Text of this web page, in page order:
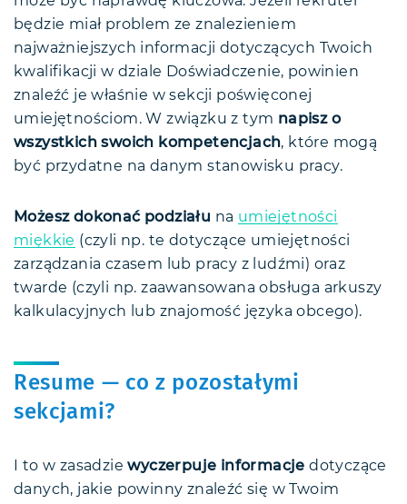
będzie miał problem ze znalezieniem
najważniejszych informacji dotyczących Twoich
kwalifikacji w dziale Doświadczenie, powinien
znaleźć je właśnie w sekcji poświęconej
umiejętnościom. W związku z tym napisz o
wszystkich swoich kompetencjach, które mogą
być przydatne na danym stanowisku pracy.
Możesz dokonać podziału na umiejętności
miękkie (czyli np. te dotyczące umiejętności
zarządzania czasem lub pracy z ludźmi) oraz
twarde (czyli np. zaawansowana obsługa arkuszy
kalkulacyjnych lub znajomość języka obcego).
Resume — co z pozostałymi
sekcjami?
I to w zasadziewyczerpuje informacje dotyczące
danych, jakie powinny znaleźć się w Twoim